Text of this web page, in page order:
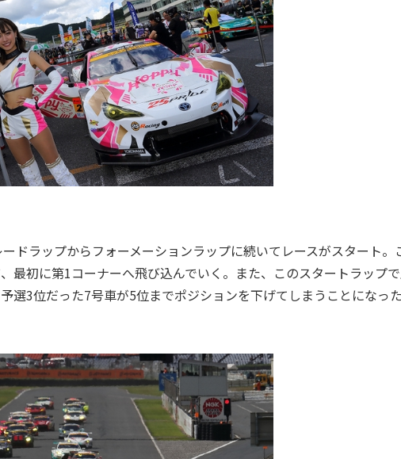
ドラップからフォーメーションラップに続いてレースがスタート。
最初に第1コーナーへ飛び込んでいく。また、このスタートラップ
選3位だった7号車が5位までポジションを下げてしまうことになっ